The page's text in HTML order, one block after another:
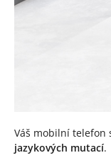
Váš mobilní telefon
jazykových mutací.